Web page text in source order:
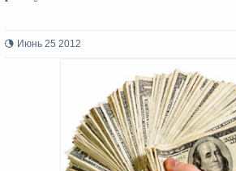
Июнь 25 2012